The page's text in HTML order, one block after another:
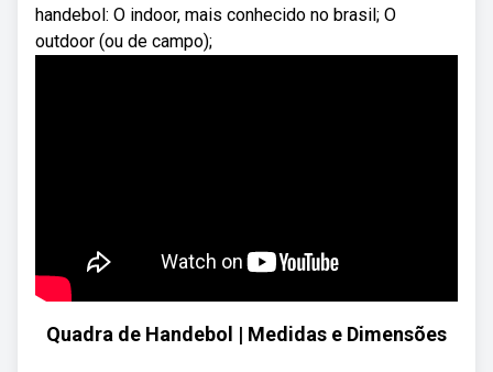
handebol: O indoor, mais conhecido no brasil; O
outdoor (ou de campo);
Quadra de Handebol | Medidas e Dimensões